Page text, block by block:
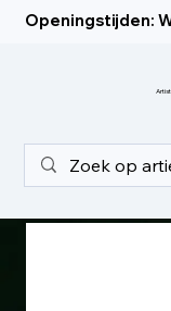
Openingstijden: